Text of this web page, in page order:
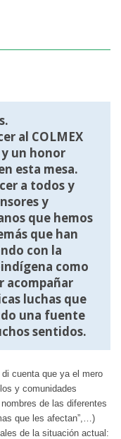
al COLMEX
un honor
esta mesa.
a todos y
y
que hemos
que han
con la
como
acompañar
luchas que
una fuente
sentidos.
cuenta que ya el mero
y comunidades
de las diferentes
que les afectan”,…)
de la situación actual: